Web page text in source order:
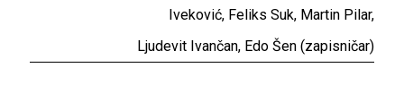
Iveković, Feliks Suk, Martin Pilar,
Ljudevit Ivančan, Edo Šen (zapisničar)